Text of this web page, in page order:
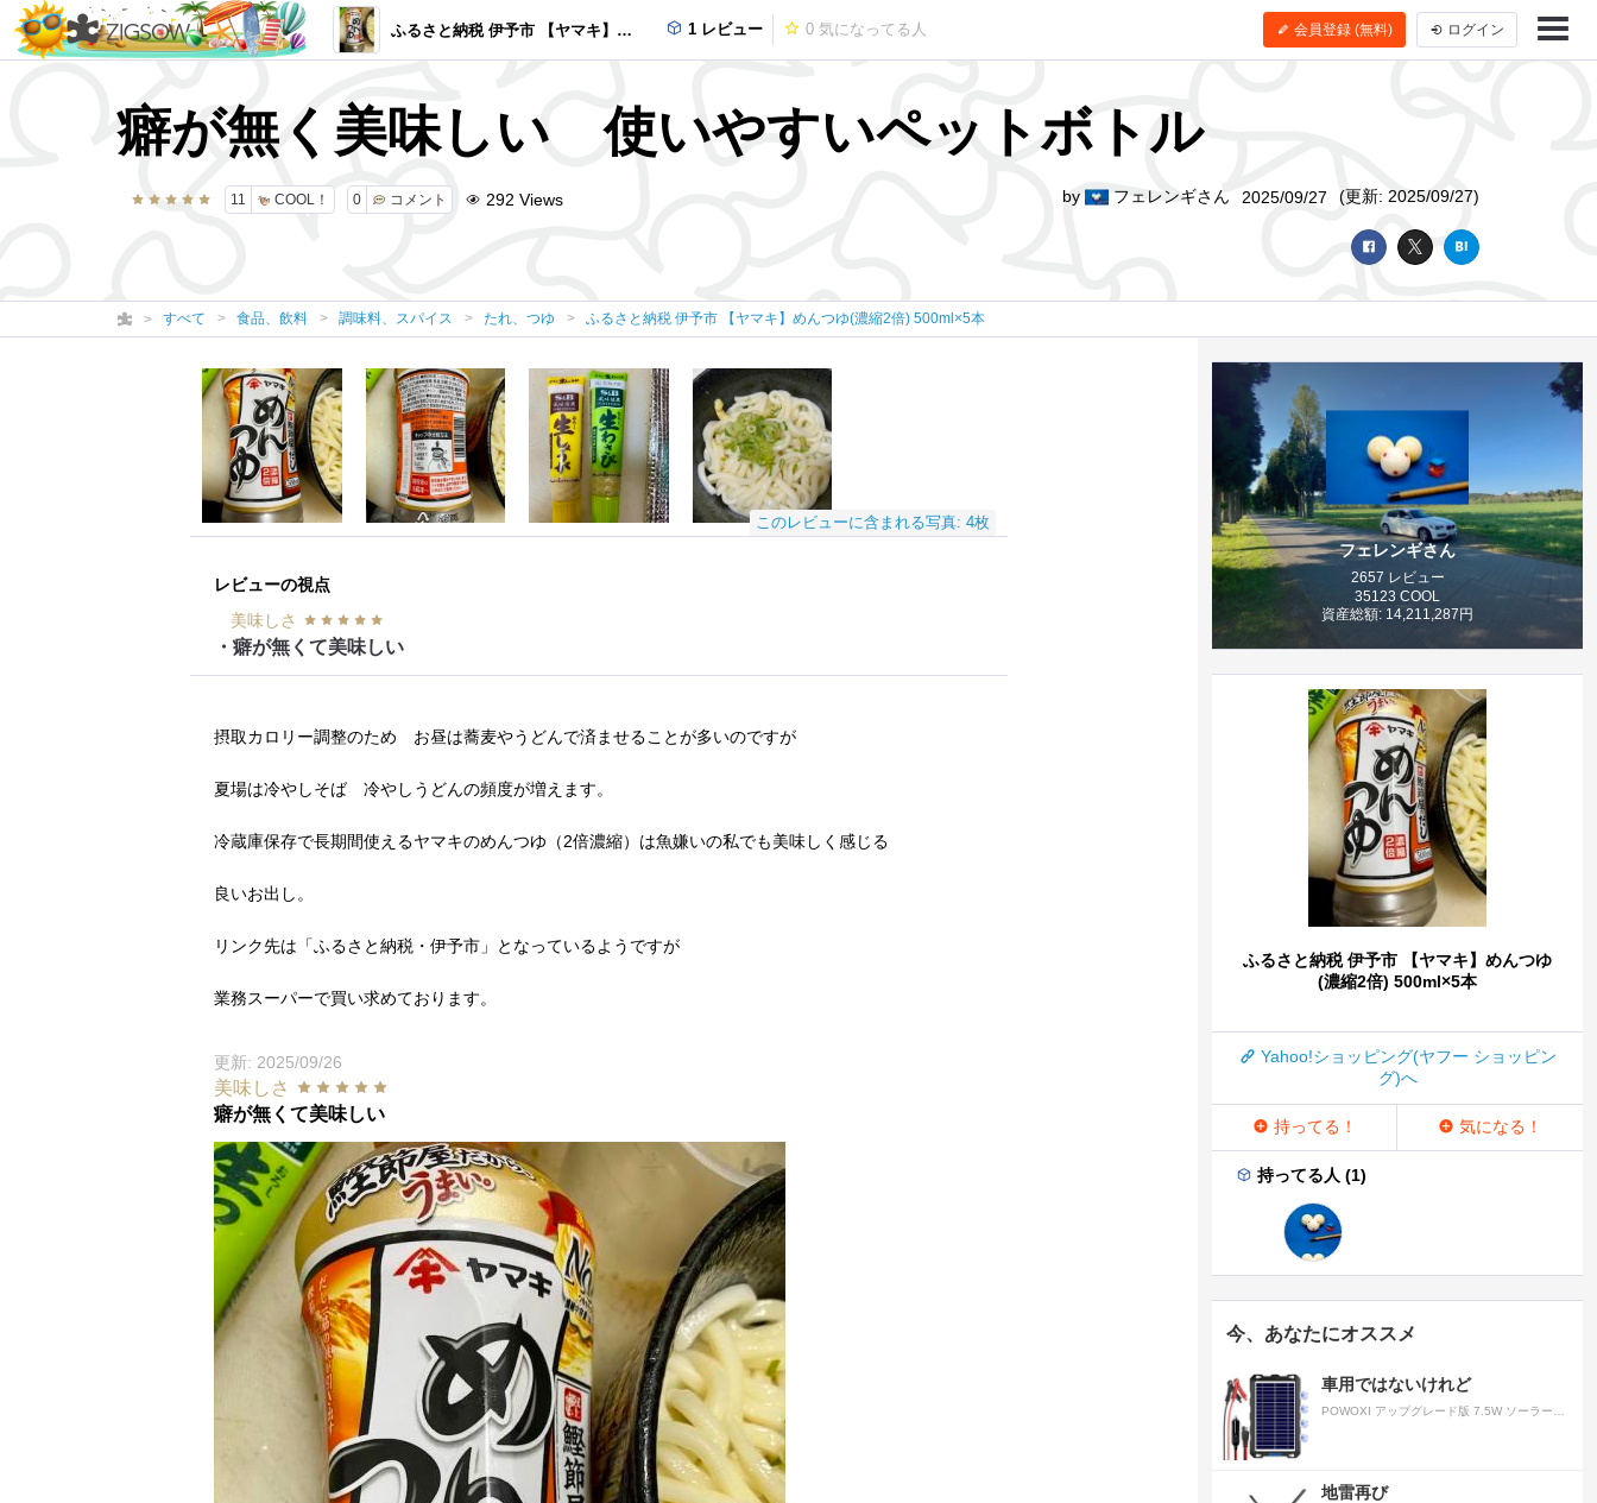
ふるさと納税 伊予市 【ヤマキ】めんつゆ(濃縮2倍) 500ml×5本 1 レビュー 0 気になってる人 会員登録 (無料) ログイン
癖が無く美味しい 使いやすいペットボトル
11 COOL！ 0 コメント 292 Views by フェレンギさん 2025/09/27 (更新: 2025/09/27)
すべて 食品、飲料 調味料、スパイス たれ、つゆ ふるさと納税 伊予市 【ヤマキ】めんつゆ(濃縮2倍) 500ml×5本
このレビューに含まれる写真: 4枚
レビューの視点
美味しさ
・癖が無くて美味しい
摂取カロリー調整のため お昼は蕎麦やうどんで済ませることが多いのですが
夏場は冷やしそば 冷やしうどんの頻度が増えます。
冷蔵庫保存で長期間使えるヤマキのめんつゆ（2倍濃縮）は魚嫌いの私でも美味しく感じる
良いお出し。
リンク先は「ふるさと納税・伊予市」となっているようですが
業務スーパーで買い求めております。
更新: 2025/09/26
美味しさ
癖が無くて美味しい
フェレンギさん
2657 レビュー
35123 COOL
資産総額: 14,211,287円
ふるさと納税 伊予市 【ヤマキ】めんつゆ
(濃縮2倍) 500ml×5本
Yahoo!ショッピング(ヤフー ショッピン
グ)へ
持ってる！ 気になる！
持ってる人 (1)
今、あなたにオススメ
車用ではないけれど
地雷再び